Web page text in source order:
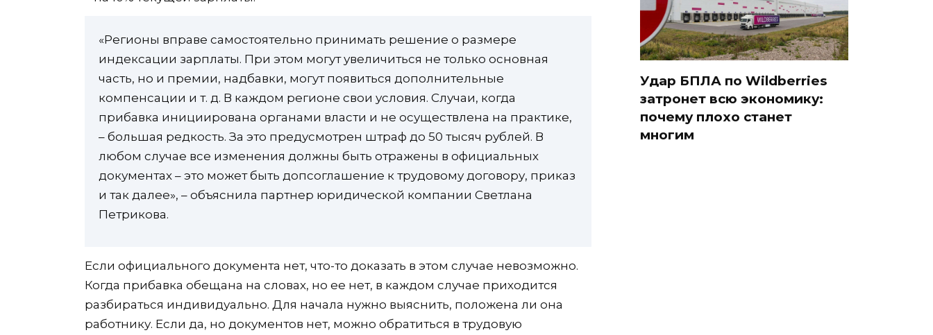
«Регионы вправе самостоятельно принимать решение о размере
индексации зарплаты. При этом могут увеличиться не только основная
часть, но и премии, надбавки, могут появиться дополнительные
компенсации и т. д. В каждом регионе свои условия. Случаи, когда
прибавка инициирована органами власти и не осуществлена на практике,
– большая редкость. За это предусмотрен штраф до 50 тысяч рублей. В
любом случае все изменения должны быть отражены в официальных
документах – это может быть допсоглашение к трудовому договору, приказ
и так далее», – объяснила партнер юридической компании Светлана
Петрикова.
Если официального документа нет, что-то доказать в этом случае невозможно.
Когда прибавка обещана на словах, но ее нет, в каждом случае приходится
разбираться индивидуально. Для начала нужно выяснить, положена ли она
работнику. Если да, но документов нет, можно обратиться в трудовую
Удар БПЛА по Wildberries
затронет всю экономику:
почему плохо станет
многим